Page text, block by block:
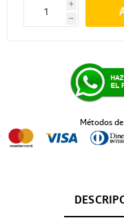
i
h
Métodos